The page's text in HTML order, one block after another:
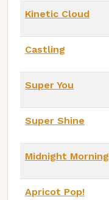
Kinetic Cloud
Castling
Super You
Super Shine
Midnight Morning
Apricot Pop!